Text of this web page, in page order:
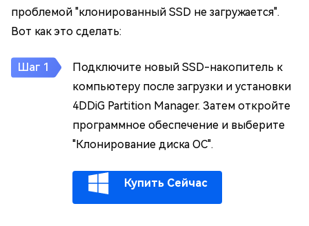
проблемой "клонированный SSD не загружается".
Вот как это сделать:
Подключите новый SSD-накопитель к
компьютеру после загрузки и установки
4DDiG Partition Manager. Затем откройте
программное обеспечение и выберите
"Клонирование диска ОС".
Купить Сейчас